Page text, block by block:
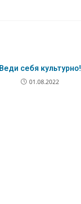
Веди себя культурно!
01.08.2022